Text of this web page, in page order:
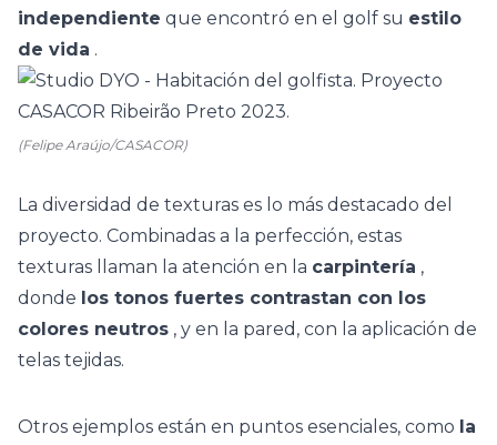
independiente que encontró en el golf su estilo
de vida .
(Felipe Araújo/CASACOR)
La diversidad de texturas es lo más destacado del
proyecto. Combinadas a la perfección, estas
texturas llaman la atención en la carpintería ,
donde los tonos fuertes contrastan con los
colores neutros , y en la pared, con la aplicación de
telas tejidas.
Otros ejemplos están en puntos esenciales, como la